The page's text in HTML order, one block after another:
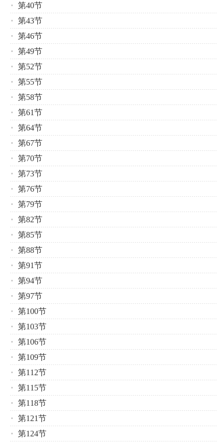
第40节
第43节
第46节
第49节
第52节
第55节
第58节
第61节
第64节
第67节
第70节
第73节
第76节
第79节
第82节
第85节
第88节
第91节
第94节
第97节
第100节
第103节
第106节
第109节
第112节
第115节
第118节
第121节
第124节